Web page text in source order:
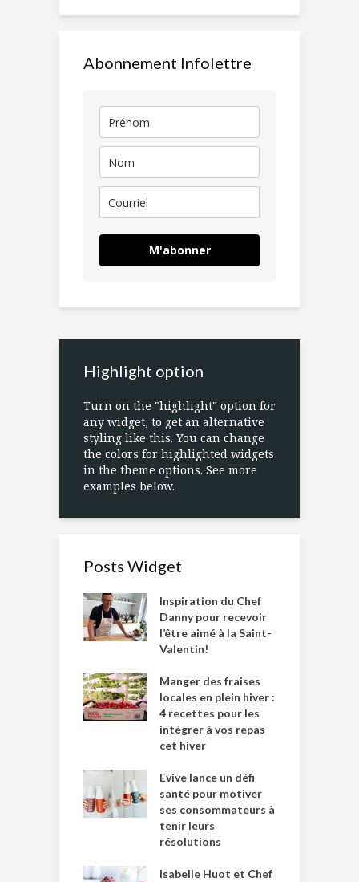
Abonnement Infolettre
M'abonner
Highlight option
Turn on the "highlight" option for
any widget, to get an alternative
styling like this. You can change
the colors for highlighted widgets
in the theme options. See more
examples below.
Posts Widget
Inspiration du Chef
Danny pour recevoir
l’être aimé à la Saint-
Valentin!
Manger des fraises
locales en plein hiver :
4 recettes pour les
intégrer à vos repas
cet hiver
Evive lance un défi
santé pour motiver
ses consommateurs à
tenir leurs
résolutions
Isabelle Huot et Chef